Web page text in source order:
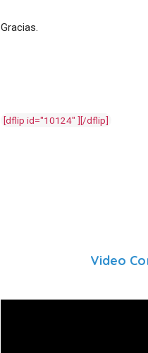
Gracias.
[dflip id="10124" ][/dflip]
Video